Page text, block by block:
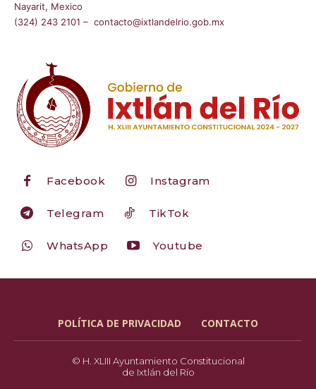
Nayarit, Mexico
(324) 243 2101 – contacto@ixtlandelrio.gob.mx
Facebook Instagram
Telegram TikTok
WhatsApp Youtube
POLÍTICA DE PRIVACIDAD CONTACTO
© H. XLIII Ayuntamiento Constitucional
de Ixtlán del Río